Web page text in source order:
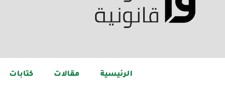
الرئيسية مقالات كتابات